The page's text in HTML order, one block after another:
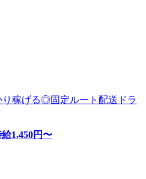
り稼げる◎固定ルート配送ドラ
給1,450円〜